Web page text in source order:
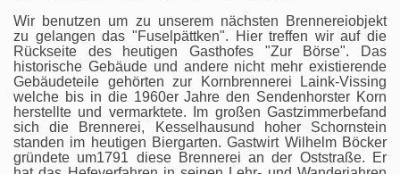
Wir benutzen um zu unserem nächsten Brennereiobjekt
zu gelangen das "Fuselpättken". Hier treffen wir auf die
Rückseite des heutigen Gasthofes "Zur Börse". Das
historische Gebäude und andere nicht mehr existierende
Gebäudeteile gehörten zur Kornbrennerei Laink-Vissing
welche bis in die 1960er Jahre den Sendenhorster Korn
herstellte und vermarktete. Im großen Gastzimmerbefand
sich die Brennerei, Kesselhausund hoher Schornstein
standen im heutigen Biergarten. Gastwirt Wilhelm Böcker
gründete um1791 diese Brennerei an der Oststraße. Er